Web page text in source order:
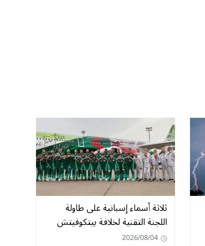
ثلاثة أسماء إسبانية على طاولة
اللجنة التقنية لخلافة بيتكوفيتش
2026/08/04